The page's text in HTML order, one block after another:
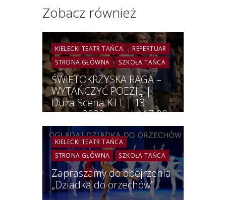
Zobacz również
KIELECKI TEATR TAŃCA
REPERTUAR
STRONA GŁÓWNA
SZKOŁA TAŃCA
ŚWIĘTOKRZYSKA RAGA –
WYTAŃCZYĆ POEZJĘ |
Duża Scena KTT | 13
marca 2022 r. godz. 17:00
KIELECKI TEATR TAŃCA
STRONA GŁÓWNA
SZKOŁA TAŃCA
Zapraszamy do obejrzenia
„Dziadka do orzechów”